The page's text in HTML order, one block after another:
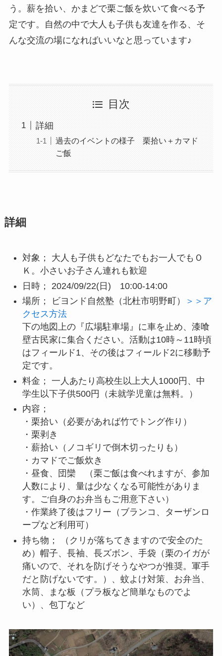
う。薪を拾い、かまどで栗ご飯を炊いて食べる予
定です。自然の中で大人も子供も友達を作る、そ
んな交流の場になればいいなと思っています♪
目次
詳細
過去のイベントの様子 栗拾い＋カマド
ご飯
詳細
対象； 大人も子供もどなたでもお一人でもＯ
Ｋ。小さいお子さん連れも歓迎
日時； 2024/09/22(日) 10:00-14:00
場所； ビヨンド自然塾（北杜市明野町）
＞＞ア
クセス方法
下の地図上の『広場駐車場』に車を止め、漆喰
壁古民家に集合ください。活動は10時～11時頃
はフィールド1、その後はフィールド2に移動予
定です。
料金； 一人あたり高校生以上大人1000円、中
学生以下子供500円（未就学児童は無料。）
内容；
・栗拾い（必要があれば竹でトング作り）
・栗剥き
・薪拾い（ノコギリで倒木切ったりも）
・カマドでご飯炊き
・昼食、団欒 （栗ご飯は食べれますが、参加
人数により、量は少なくなる可能性がありま
す。ご自身のお弁当もご用意下さい）
・作業終了後はフリー（ブランコ、ターザンロ
ープなど利用可）
持ち物； （クリが落ちてきますので安全のた
め）帽子、長袖、長ズボン、手袋（栗のイガが
痛いので、それを防げそうなやつが推奨。軍手
だと防げないです。）、蚊よけ対策、お弁当、
水筒、まな板（プラ板など簡単なものでよ
い）、包丁など